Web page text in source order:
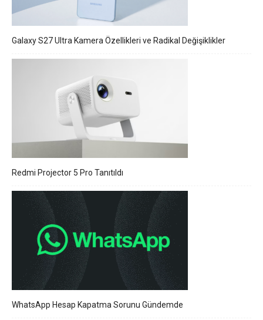
Galaxy S27 Ultra Kamera Özellikleri ve Radikal Değişiklikler
Redmi Projector 5 Pro Tanıtıldı
WhatsApp Hesap Kapatma Sorunu Gündemde